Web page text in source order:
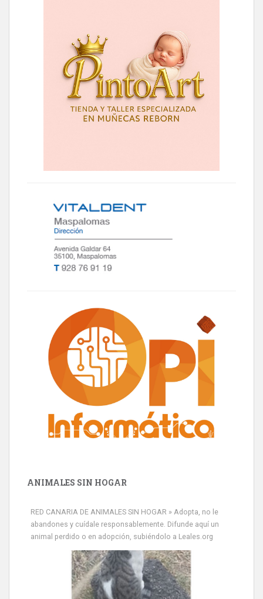
ANIMALES SIN HOGAR
RED CANARIA DE ANIMALES SIN HOGAR » Adopta, no le
abandones y cuídale responsablemente. Difunde aquí un
animal perdido o en adopción, subiéndolo a Leales.org